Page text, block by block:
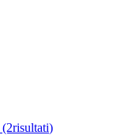
(2risultati)